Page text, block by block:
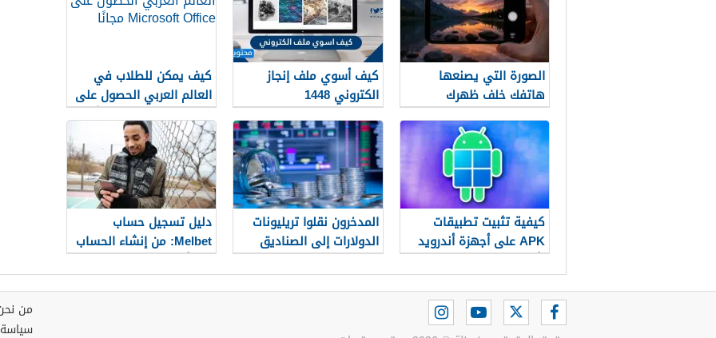
الصورة التي يصنعها
هاتفك خلف ظهرك
كيف أسوي ملف إنجاز
الكتروني 1448
كيف يمكن للطلاب في
العالم العربي الحصول على
Microsoft Office مجانًا
كيفية تثبيت تطبيقات
APK على أجهزة أندرويد
بأمان (دليل 2026)
المدخرون نقلوا تريليونات
الدولارات إلى الصناديق
العام الماضي. ما هي
التبعات على القطاع
المالي؟
دليل تسجيل حساب
Melbet: من إنشاء الحساب
إلى أول خطوة لك خطوة
بخطوة
من